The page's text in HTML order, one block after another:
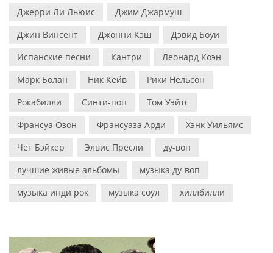
Джерри Ли Льюис
Джим Джармуш
Джин Винсент
Джонни Кэш
Дэвид Боуи
Испанские песни
Кантри
Леонард Коэн
Марк Болан
Ник Кейв
Рики Нельсон
Рокабилли
Синти-поп
Том Уэйтс
Франсуа Озон
Франсуаза Арди
Хэнк Уильямс
Чет Бэйкер
Элвис Пресли
ду-воп
лучшие живые альбомы
музыка ду-воп
музыка инди рок
музыка соул хиллбилли